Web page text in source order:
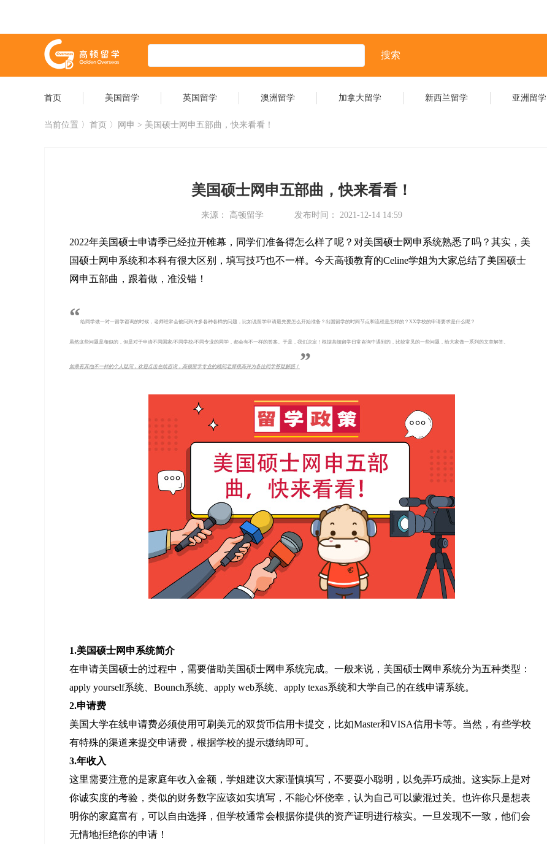
搜索
首页 美国留学 英国留学 澳洲留学 加拿大留学 新西兰留学 亚洲留学
当前位置 〉 首页 〉网申 > 美国硕士网申五部曲，快来看看！
美国硕士网申五部曲，快来看看！
来源： 高顿留学 发布时间： 2021-12-14 14:59
2022年美国硕士申请季已经拉开帷幕，同学们准备得怎么样了呢？对美国硕士网申系统熟悉了吗？其实，美
国硕士网申系统和本科有很大区别，填写技巧也不一样。今天高顿教育的Celine学姐为大家总结了美国硕士
网申五部曲，跟着做，准没错！
“给同学做一对一留学咨询的时候，老师经常会被问到许多各种各样的问题，比如说留学申请最先要怎么开始准备？出国留学的时间节点和流程是怎样的？XX学校的申请要求是什么呢？
虽然这些问题是相似的，但是对于申请不同国家/不同学校/不同专业的同学，都会有不一样的答案。于是，我们决定！根据高顿留学日常咨询中遇到的，比较常见的一些问题，给大家做一系列的文章解答。
如果有其他不一样的个人疑问，欢迎点击在线咨询，高顿留学专业的顾问老师很高兴为各位同学答疑解惑！ ”
1.美国硕士网申系统简介
在申请美国硕士的过程中，需要借助美国硕士网申系统完成。一般来说，美国硕士网申系统分为五种类型：
apply yourself系统、Bounch系统、apply web系统、apply texas系统和大学自己的在线申请系统。
2.申请费
美国大学在线申请费必须使用可刷美元的双货币信用卡提交，比如Master和VISA信用卡等。当然，有些学校
有特殊的渠道来提交申请费，根据学校的提示缴纳即可。
3.年收入
这里需要注意的是家庭年收入金额，学姐建议大家谨慎填写，不要耍小聪明，以免弄巧成拙。这实际上是对
你诚实度的考验，类似的财务数字应该如实填写，不能心怀侥幸，认为自己可以蒙混过关。也许你只是想表
明你的家庭富有，可以自由选择，但学校通常会根据你提供的资产证明进行核实。一旦发现不一致，他们会
无情地拒绝你的申请！